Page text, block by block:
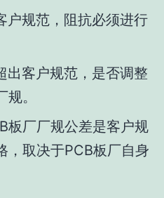
户规范，阻抗必须进行
出客户规范，是否调整
。
板厂厂规公差是客户规
，取决于PCB板厂自身